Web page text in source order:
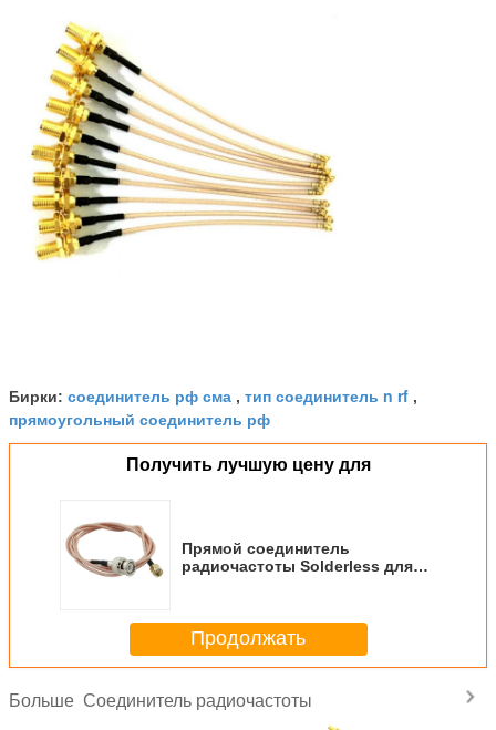
Бирки: соединитель рф сма , тип соединитель n rf ,
прямоугольный соединитель рф
Получить лучшую цену для
Прямой соединитель
радиочастоты Solderless для
Продолжать
Больше Соединитель радиочастоты